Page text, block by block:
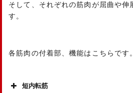
そして、それぞれの筋肉が屈曲や伸
す。
各筋肉の付着部、機能はこちらです。
短内転筋